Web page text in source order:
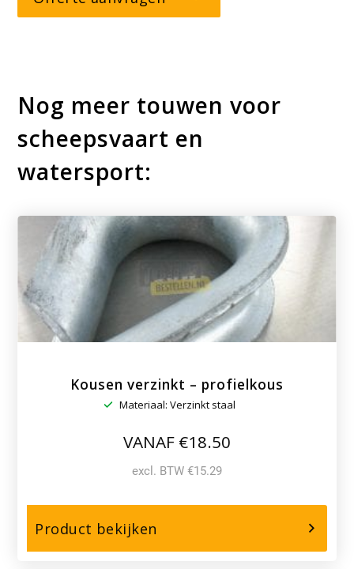
Nog meer touwen voor
scheepsvaart en
watersport:
Kousen verzinkt – profielkous
Materiaal: Verzinkt staal
VANAF €18.50
excl. BTW €15.29
Product bekijken
Kousen